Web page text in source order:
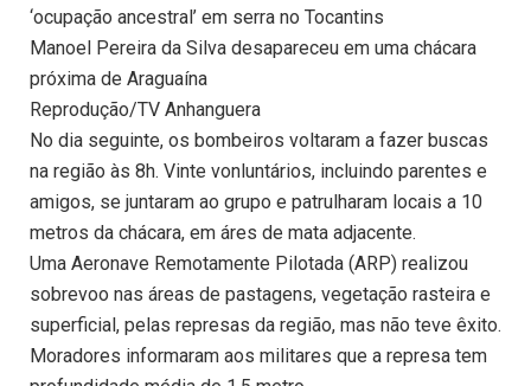
‘ocupação ancestral’ em serra no Tocantins
Manoel Pereira da Silva desapareceu em uma chácara
próxima de Araguaína
Reprodução/TV Anhanguera
No dia seguinte, os bombeiros voltaram a fazer buscas
na região às 8h. Vinte vonluntários, incluindo parentes e
amigos, se juntaram ao grupo e patrulharam locais a 10
metros da chácara, em áres de mata adjacente.
Uma Aeronave Remotamente Pilotada (ARP) realizou
sobrevoo nas áreas de pastagens, vegetação rasteira e
superficial, pelas represas da região, mas não teve êxito.
Moradores informaram aos militares que a represa tem